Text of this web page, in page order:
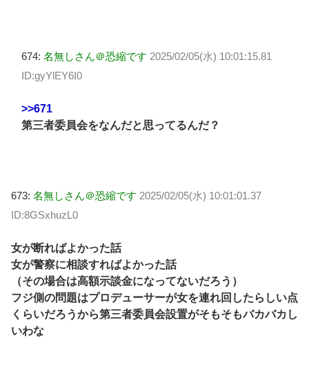
674: 名無しさん＠恐縮です 2025/02/05(水) 10:01:15.81
ID:gyYlEY6I0
>>671
第三者委員会をなんだと思ってるんだ？
673: 名無しさん＠恐縮です 2025/02/05(水) 10:01:01.37
ID:8GSxhuzL0
女が断ればよかった話
女が警察に相談すればよかった話
（その場合は高額示談金になってないだろう）
フジ側の問題はプロデューサーが女を連れ回したらしい点
くらいだろうから第三者委員会設置がそもそもバカバカし
いわな